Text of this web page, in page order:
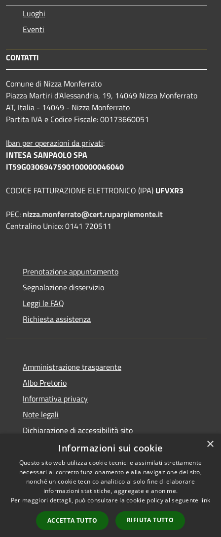
Luoghi
Eventi
CONTATTI
Comune di Nizza Monferrato
Piazza Martiri d'Alessandria, 19, 14049 Nizza Monferrato
AT, Italia - 14049 - Nizza Monferrato
Partita IVA e Codice Fiscale: 00173660051
Iban per operazioni da privati:
INTESA SANPAOLO SPA
IT59G0306947590100000046040
CODICE FATTURAZIONE ELETTRONICO (IPA) UFVXR3
PEC: nizza.monferrato@cert.ruparpiemonte.it
Centralino Unico: 0141 720511
Prenotazione appuntamento
Segnalazione disservizio
Leggi le FAQ
Richiesta assistenza
Amministrazione trasparente
Albo Pretorio
Informativa privacy
Note legali
Dichiarazione di accessibilità sito
Dichiarazione di accessibilità app Municipium
RSS
•Accesso redazione
×
Informazioni sui cookie
Questo sito web utilizza cookie tecnici e assimilati strettamente
necessari al corretto funzionamento e alla navigazione del sito,
nonché un cookie tecnico analitico al solo fine di elaborare
informazioni statistiche, aggregate e anonime.
Per maggiori dettagli, può consultare la cookie policy al seguente link
ACCETTA TUTTO RIFIUTA TUTTO